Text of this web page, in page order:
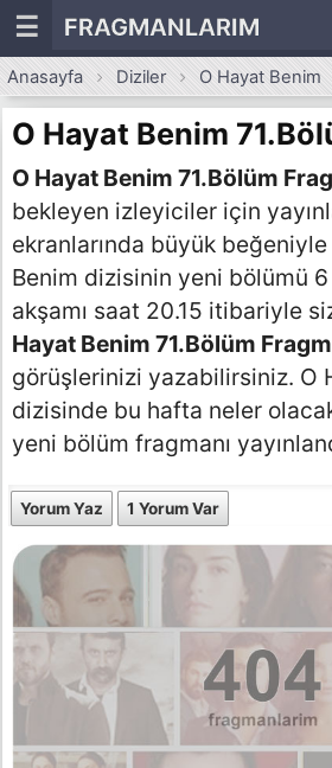
☰ FRAGMANLARIM
Anasayfa Diziler O Hayat Benim
O Hayat Benim
O Hayat Benim 71.Bölüm
bekleyen izleyiciler için
ekranlarında büyük
Benim dizisinin yeni bölümü 6
akşamı saat 20.15 itibariyle
Hayat Benim 71.Bölüm
görüşlerinizi yazabilirsiniz. O
dizisinde bu hafta neler
yeni bölüm fragmanı
Yorum Yaz 1 Yorum Var